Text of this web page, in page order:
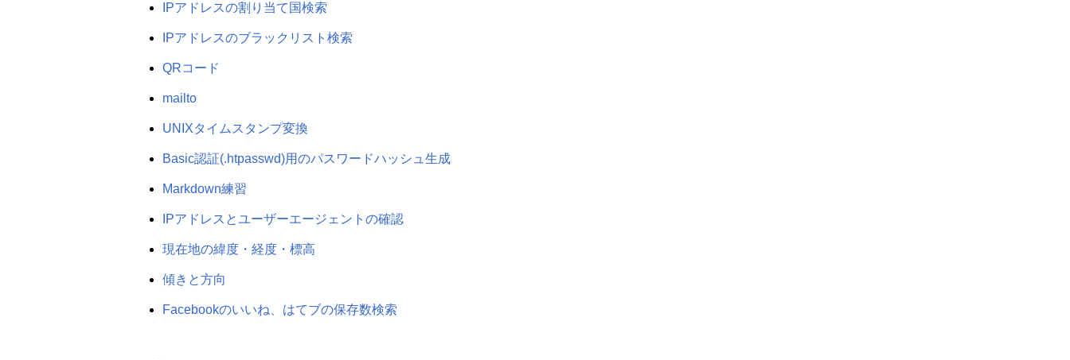
IPアドレスの割り当て国検索
IPアドレスのブラックリスト検索
QRコード
mailto
UNIXタイムスタンプ変換
Basic認証(.htpasswd)用のパスワードハッシュ生成
Markdown練習
IPアドレスとユーザーエージェントの確認
現在地の緯度・経度・標高
傾きと方向
Facebookのいいね、はてブの保存数検索